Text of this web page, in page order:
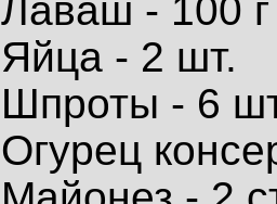
Лаваш - 100 г
Яйца - 2 шт.
Шпроты - 6
Огурец